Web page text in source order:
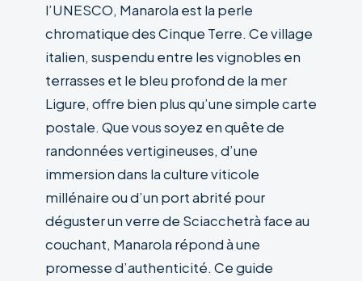
l’UNESCO, Manarola est la perle
chromatique des Cinque Terre. Ce village
italien, suspendu entre les vignobles en
terrasses et le bleu profond de la mer
Ligure, offre bien plus qu’une simple carte
postale. Que vous soyez en quête de
randonnées vertigineuses, d’une
immersion dans la culture viticole
millénaire ou d’un port abrité pour
déguster un verre de Sciacchetrà face au
couchant, Manarola répond à une
promesse d’authenticité. Ce guide